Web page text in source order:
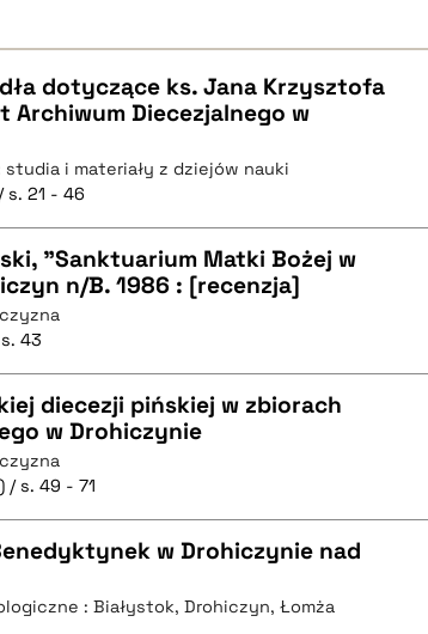
dotyczące ks. Jana Krzysztofa
Archiwum Diecezjalnego w
studia i materiały z dziejów nauki
s. 21 - 46
"Sanktuarium Matki Bożej w
n/B. 1986 : [recenzja]
43
diecezji pińskiej w zbiorach
w Drohiczynie
/ s. 49 - 71
w Drohiczynie nad
: Białystok, Drohiczyn, Łomża